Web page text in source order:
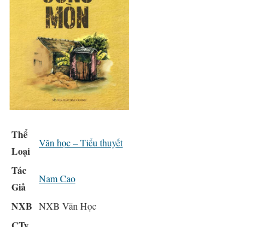
Thể
Loại
Văn học – Tiểu thuyết
Tác
Giả
Nam Cao
NXB NXB Văn Học